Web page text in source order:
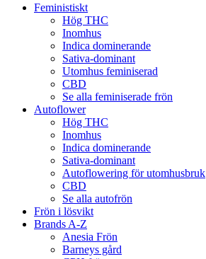
Feministiskt
Hög THC
Inomhus
Indica dominerande
Sativa-dominant
Utomhus feminiserad
CBD
Se alla feminiserade frön
Autoflower
Hög THC
Inomhus
Indica dominerande
Sativa-dominant
Autoflowering för utomhusbruk
CBD
Se alla autofrön
Frön i lösvikt
Brands A-Z
Anesia Frön
Barneys gård